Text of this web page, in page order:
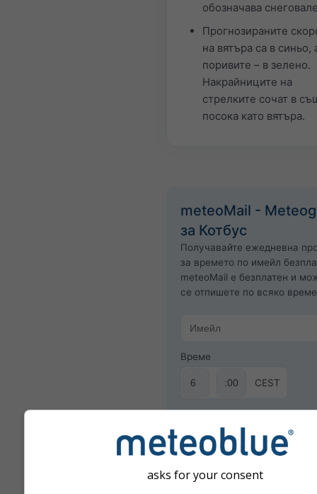
обозначава
Прогнозираните
на вятъра са в синьо,
поривите – в зелено.
Накрайниците на
стрелките сочат в
посока като вятъра.
meteoMail -
за Котбус
Получавайте ежедневна
за времето по имейл
meteoMail е безплатен и
се отпишете по всяко
Време
CEST
asks for your consent